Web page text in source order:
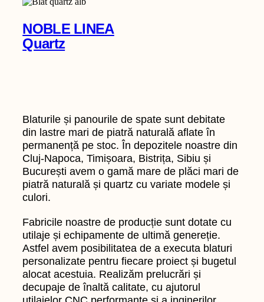
NOBLE LINEA
Quartz
Blaturile și panourile de spate sunt debitate
din lastre mari de piatră naturală aflate în
permanență pe stoc. În depozitele noastre din
Cluj-Napoca, Timișoara, Bistrița, Sibiu și
București avem o gamă mare de plăci mari de
piatră naturală și quartz cu variate modele și
culori.
Fabricile noastre de producție sunt dotate cu
utilaje și echipamente de ultimă genereție.
Astfel avem posibilitatea de a executa blaturi
personalizate pentru fiecare proiect și bugetul
alocat acestuia. Realizăm prelucrări și
decupaje de înaltă calitate, cu ajutorul